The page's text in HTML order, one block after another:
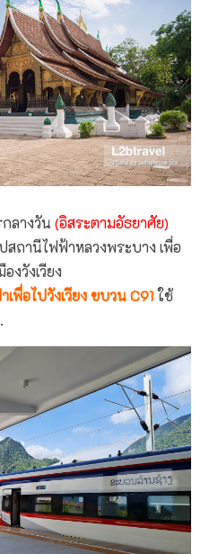
ลางวัน (อิสระตามอัธยาศัย)
ถานีไฟฟ้าหลวงพระบาง เพื่อ
งวังเวียง
พื่อไปวังเวียง ขบวน C91ใช้